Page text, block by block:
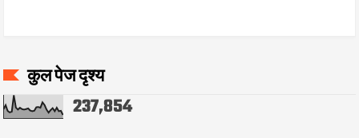
कुल पेज दृश्य
237,854